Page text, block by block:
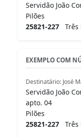
Servidão João
Pilões
25821-227 Três
EXEMPLO COM
Destinatário: José
Servidão João
apto. 04
Pilões
25821-227 Três